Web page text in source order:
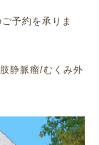
予約を承りま
静脈瘤/むくみ外